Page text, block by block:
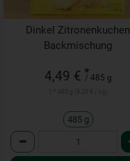
Dinkel Zitronenkuchen
Backmischung
4,49 € *
/ 485 g
485 g
Anzahl